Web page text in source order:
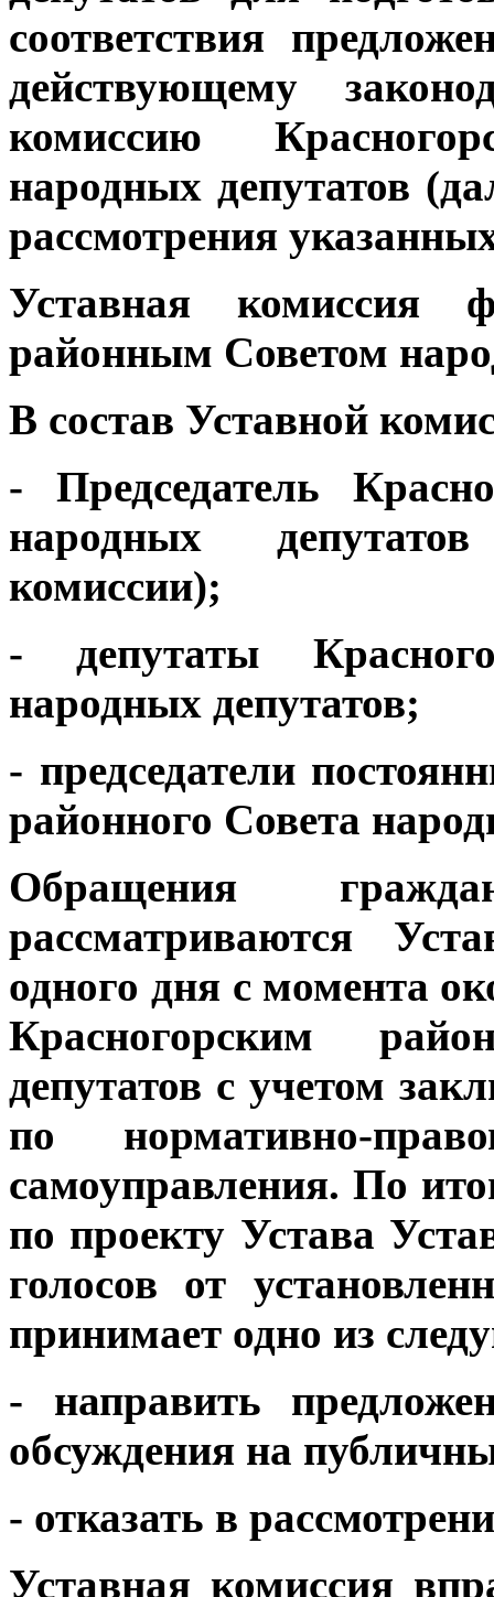
соответствия
действующему
комиссию
народных депутатов
рассмотрения
Уставная комиссия
районным Советом
В состав Уставной
- Председатель
народных
комиссии);
- депутаты
народных депутатов;
- председатели
районного Совета
Обращения
рассматриваются
одного дня с момента
Красногорским
депутатов с учетом
по нормативно-
самоуправления. По
по проекту Устава
голосов от
принимает одно из
- направить
обсуждения на
- отказать в
Уставная комиссия